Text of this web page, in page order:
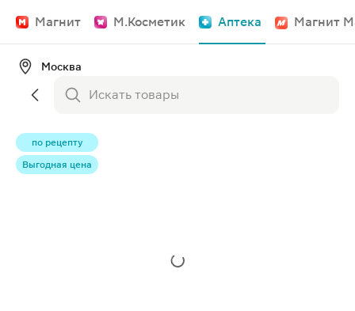
Магнит М.Косметик Аптека Магнит
Москва
по рецепту
Выгодная цена